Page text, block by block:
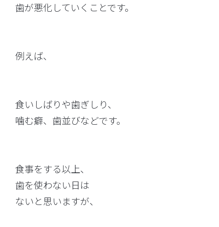
歯が悪化していくことです。
例えば、
食いしばりや歯ぎしり、
噛む癖、歯並びなどです。
食事をする以上、
歯を使わない日は
ないと思いますが、